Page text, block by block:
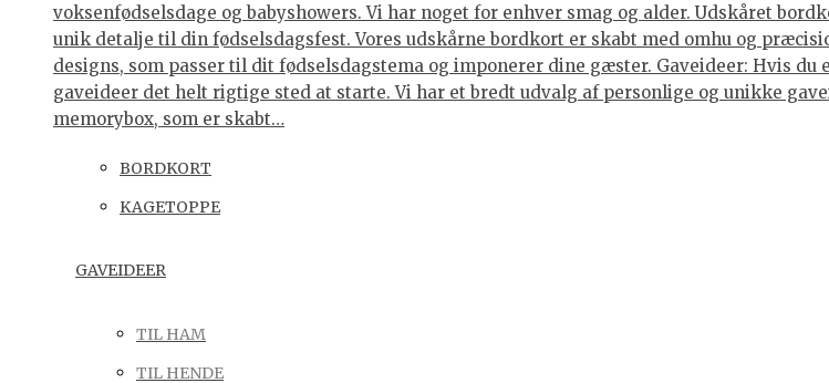
voksenfødselsdage og babyshowers. Vi har noget for enhver smag og alder. Udskåret
unik detalje til din fødselsdagsfest. Vores udskårne bordkort er skabt med omhu og
designs, som passer til dit fødselsdagstema og imponerer dine gæster. Gaveideer: Hvis
gaveideer det helt rigtige sted at starte. Vi har et bredt udvalg af personlige og unikke
memorybox, som er skabt…
BORDKORT
KAGETOPPE
GAVEIDEER
TIL HAM
TIL HENDE